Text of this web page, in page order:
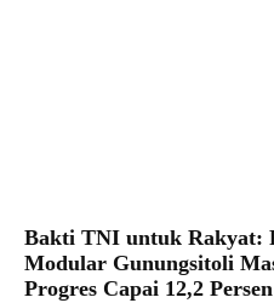
Bakti TNI untuk Rakyat:
Modular Gunungsitoli
Progres Capai 12,2 Persen